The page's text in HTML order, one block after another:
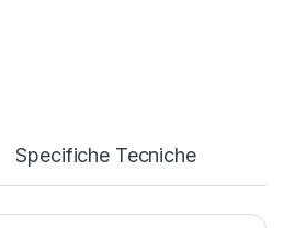
Specifiche Tecniche